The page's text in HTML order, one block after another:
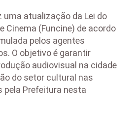
atualização da Lei do
Cinema (Funcine) de acordo
pelos agentes
O objetivo é garantir
audiovisual na cidade
do setor cultural nas
pela Prefeitura nesta